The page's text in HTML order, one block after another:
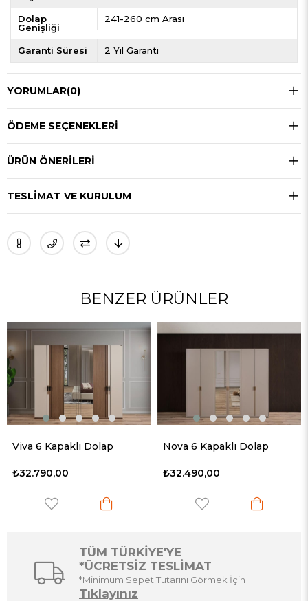
Dolap
Genişliği
241-260 cm Arası
Garanti Süresi 2 Yıl Garanti
YORUMLAR(0)
ÖDEME SEÇENEKLERI
ÜRÜN ÖNERILERI
TESLIMAT VE KURULUM
BENZER ÜRÜNLER
Viva 6 Kapaklı Dolap
₺32.790,00
Nova 6 Kapaklı Dolap
₺32.490,00
TÜM TÜRKİYE'YE
*ÜCRETSİZ TESLİMAT
*Minimum Sepet Tutarını Görmek İçin
Tıklayınız